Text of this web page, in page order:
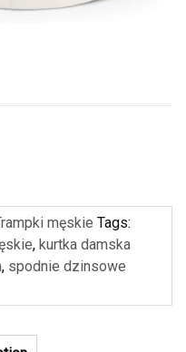
męskie Tags:
, kurtka damska
, spodnie dzinsowe